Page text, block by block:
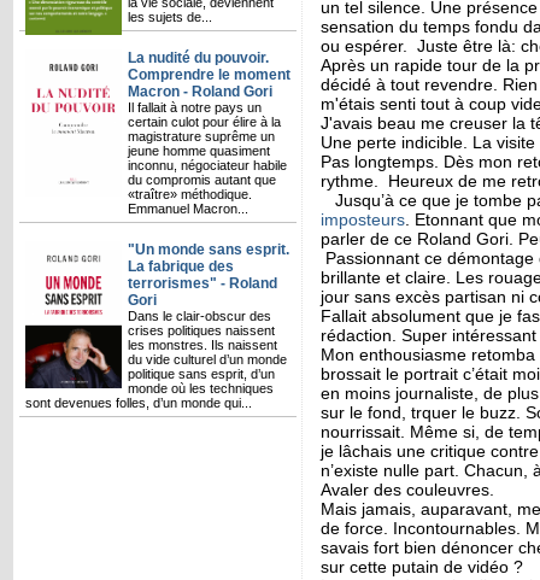
les sujets de...
La nudité du pouvoir.
Comprendre le moment
Macron - Roland Gori
Il fallait à notre pays un
certain culot pour élire à la
magistrature suprême un
jeune homme quasiment
inconnu, négociateur habile
du compromis autant que
«traître» méthodique.
Emmanuel Macron...
"Un monde sans esprit.
La fabrique des
terrorismes" - Roland
Gori
Dans le clair-obscur des
crises politiques naissent
les monstres. Ils naissent
du vide culturel d’un monde
politique sans esprit, d’un
monde où les techniques
sont devenues folles, d’un monde qui...
un tel silence. Une
sensation du temps fondu
ou espérer. Juste être là:
Après un rapide tour de la
décidé à tout revendre.
m'étais senti tout à coup
J'avais beau me creuser la
Une perte indicible. La
Pas longtemps. Dès mon
rythme. Heureux de me
Jusqu’à ce que je tombe
imposteurs. Etonnant que
parler de ce Roland Gori.
Passionnant ce
brillante et claire. Les
jour sans excès partisan ni
Fallait absolument que je
rédaction. Super
Mon enthousiasme
brossait le portrait c’était
en moins journaliste, de
sur le fond, trquer le buzz.
nourrissait. Même si, de
je lâchais une critique
n’existe nulle part.
Avaler des couleuvres.
Mais jamais, auparavant,
de force. Incontournables.
savais fort bien dénoncer
sur cette putain de vidéo ?